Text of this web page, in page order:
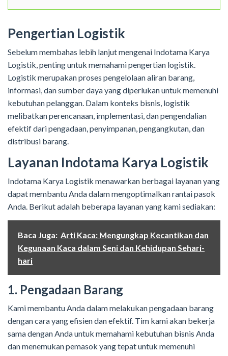
Pengertian Logistik
Sebelum membahas lebih lanjut mengenai Indotama Karya
Logistik, penting untuk memahami pengertian logistik.
Logistik merupakan proses pengelolaan aliran barang,
informasi, dan sumber daya yang diperlukan untuk memenuhi
kebutuhan pelanggan. Dalam konteks bisnis, logistik
melibatkan perencanaan, implementasi, dan pengendalian
efektif dari pengadaan, penyimpanan, pengangkutan, dan
distribusi barang.
Layanan Indotama Karya Logistik
Indotama Karya Logistik menawarkan berbagai layanan yang
dapat membantu Anda dalam mengoptimalkan rantai pasok
Anda. Berikut adalah beberapa layanan yang kami sediakan:
Baca Juga: Arti Kaca: Mengungkap Kecantikan dan
Kegunaan Kaca dalam Seni dan Kehidupan Sehari-
hari
1. Pengadaan Barang
Kami membantu Anda dalam melakukan pengadaan barang
dengan cara yang efisien dan efektif. Tim kami akan bekerja
sama dengan Anda untuk memahami kebutuhan bisnis Anda
dan menemukan pemasok yang tepat untuk memenuhi